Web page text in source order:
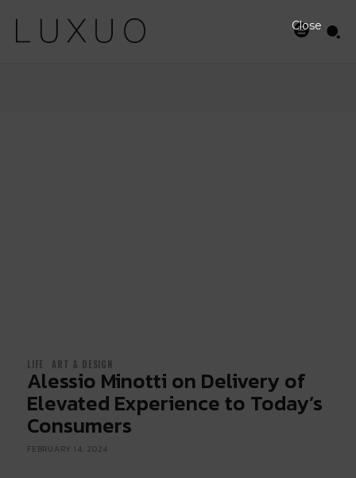
LIFE ART & DESIGN
Alessio Minotti on Delivery of
Elevated Experience to Today’s
Consumers
FEBRUARY 14, 2024
Close